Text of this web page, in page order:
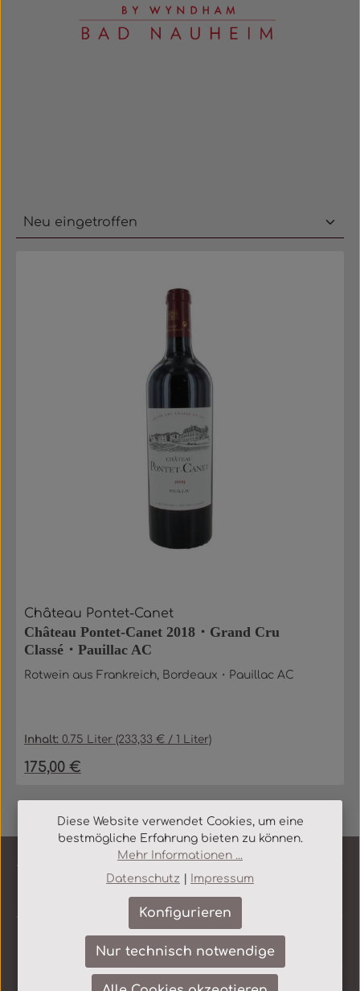
Château Pontet-Canet
Château Pontet-Canet 2018・Grand Cru
Classé・Pauillac AC
Rotwein aus Frankreich, Bordeaux・Pauillac AC
Inhalt:0.75 Liter (233,33 € / 1 Liter)
Regulärer Preis:
175,00 €
Service-Hotline
Shop Service
Informationen
Diese Website verwendet Cookies, um eine
bestmögliche Erfahrung bieten zu können.
Mehr Informationen ...
Datenschutz
Impressum
Nur technisch notwendige
Konfigurieren